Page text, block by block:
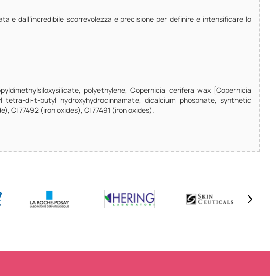
dall’incredibile scorrevolezza e precisione per definire e intensificare lo
polyethylene, Copernicia cerifera wax [Copernicia
di-t-butyl hydroxyhydrocinnamate, dicalcium phosphate, synthetic
CI 77492 (iron oxides), CI 77491 (iron oxides).